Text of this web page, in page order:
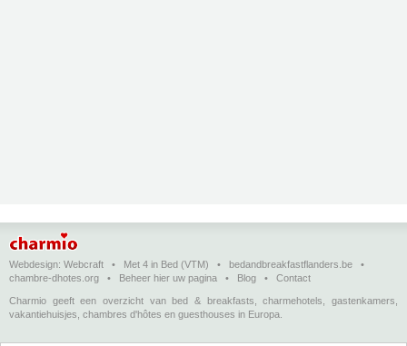
Webdesign: Webcraft • Met 4 in Bed (VTM) • bedandbreakfastflanders.be •
chambre-dhotes.org • Beheer hier uw pagina • Blog • Contact
Charmio geeft een overzicht van bed & breakfasts, charmehotels, gastenkamers,
vakantiehuisjes, chambres d'hôtes en guesthouses in Europa.